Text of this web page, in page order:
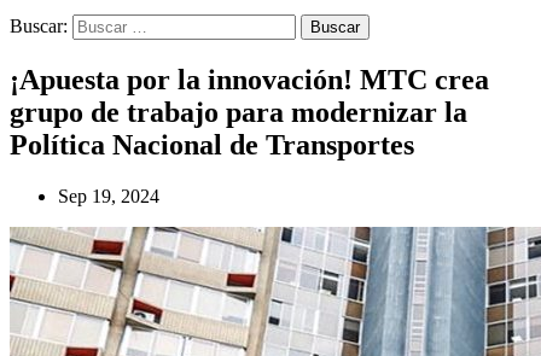
Buscar:
¡Apuesta por la innovación! MTC crea
grupo de trabajo para modernizar la
Política Nacional de Transportes
Sep 19, 2024